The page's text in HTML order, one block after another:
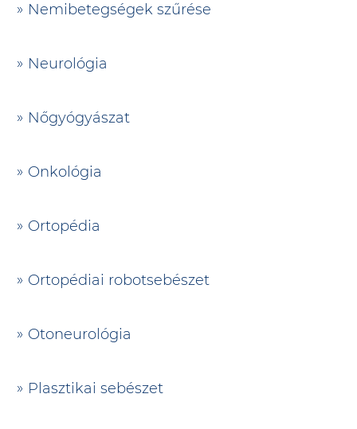
Nemibetegségek szűrése
Neurológia
Nőgyógyászat
Onkológia
Ortopédia
Ortopédiai robotsebészet
Otoneurológia
Plasztikai sebészet